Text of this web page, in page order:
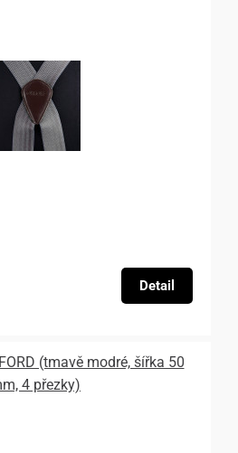
Detail
(tmavě modré, šířka 50
4 přezky)